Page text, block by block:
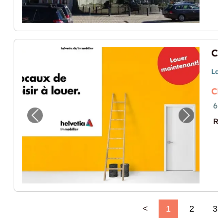
Vorheriges Bild für "Cherchez-vous un lieu
< 1 2 3